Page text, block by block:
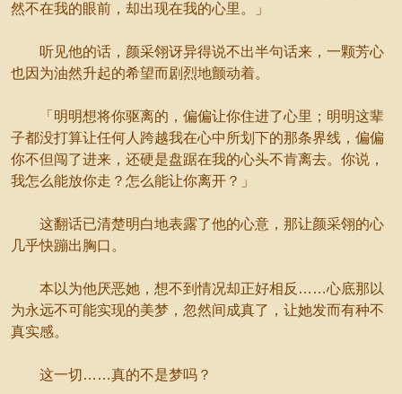
然不在我的眼前，却出现在我的心里。」
听见他的话，颜采翎讶异得说不出半句话来，一颗芳心
也因为油然升起的希望而剧烈地颤动着。
「明明想将你驱离的，偏偏让你住进了心里；明明这辈
子都没打算让任何人跨越我在心中所划下的那条界线，偏偏
你不但闯了进来，还硬是盘踞在我的心头不肯离去。你说，
我怎么能放你走？怎么能让你离开？」
这翻话已清楚明白地表露了他的心意，那让颜采翎的心
几乎快蹦出胸口。
本以为他厌恶她，想不到情况却正好相反……心底那以
为永远不可能实现的美梦，忽然间成真了，让她发而有种不
真实感。
这一切……真的不是梦吗？